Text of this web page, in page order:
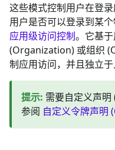
这些模式控制用户在登
用户是否可以登录到某
应用级访问控制。它基
(Organization) 或组织
制应用访问，并且独立于
提示: 需要自定义声
参阅 自定义令牌声明